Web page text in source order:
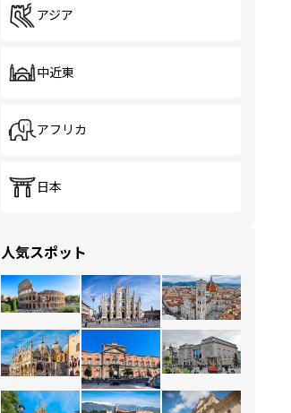
アジア
中近東
アフリカ
日本
人気スポット